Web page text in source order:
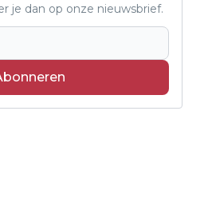
je dan op onze nieuwsbrief.